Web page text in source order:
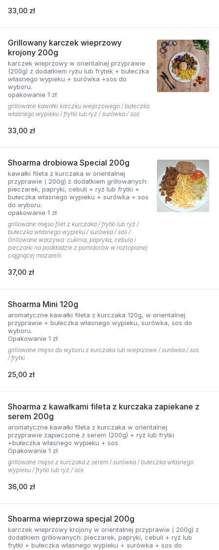
33,00 zł
Grillowany karczek wieprzowy
krojony 200g
karczek wieprzowy w orientalnej przyprawie
(200g) z dodatkiem ryżu lub frytek + bułeczka
własnego wypieku + surówka +sos do
wyboru.
opakowanie 1 zł
grillowane kawałki karczku wieprzowego / bułeczka
własnego wypieku / frytki lub ryż / surówka / sos
33,00 zł
Shoarma drobiowa Special 200g
kawałki fileta z kurczaka w orientalnej
przyprawie ( 200g) z dodatkiem grillowanych:
pieczarek, papryki, cebuli + ryż lub frytki +
bułeczka własnego wypieku + surówka + sos
do wyboru.
opakowanie 1 zł
grillowane mięso filet z kurczaka / frytki lub ryż /
bułeczka własnego wypieku / surówka / sos /
Grillowane warzywa: cukinia, papryka, cebula i
pieczarki na podkładzie z pomidorów w roztopionej
ciągnącej mozarelli.
37,00 zł
Shoarma Mini 120g
aromatyczne kawałki fileta z kurczaka 120g, w orientalnej
przyprawie + bułeczka własnego wypieku, surówka, sos do
wyboru.
Opakowanie 1 zł
grillowane mięso do wyboru z kurczaka lub wieprzowe / surówka / sos
/ frytki
25,00 zł
Shoarma z kawałkami fileta z kurczaka zapiekane z
serem 200g
aromatyczne kawałki fileta z kurczaka w orientalnej
przyprawie zapieczone z serem (200g) + ryż lub frytki
+bułeczka własnego wypieku + sos
Opakowanie 1 zł
grillowane mięso z kurczaka z serem / surówka / bułeczka własnego
wypieku / frytki lub ryż / sos
36,00 zł
Shoarma wieprzowa specjal 200g
karczek wieprzowy krojony w orientalnej przyprawie ( 200g) z
dodatkiem grillowanych: pieczarek, papryki, cebuli + ryż lub
frytki + bułeczka własnego wypieku + surówka + sos do